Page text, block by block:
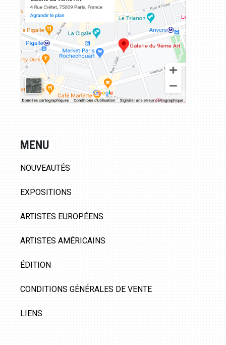
MENU
NOUVEAUTÉS
EXPOSITIONS
ARTISTES EUROPÉENS
ARTISTES AMÉRICAINS
ÉDITION
CONDITIONS GÉNÉRALES DE VENTE
LIENS